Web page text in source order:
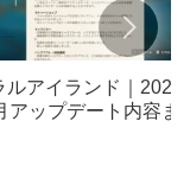
ルアイランド｜2025
アップデート内容ま